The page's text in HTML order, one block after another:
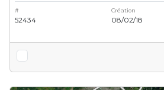
#
52434
Création
08/02/18